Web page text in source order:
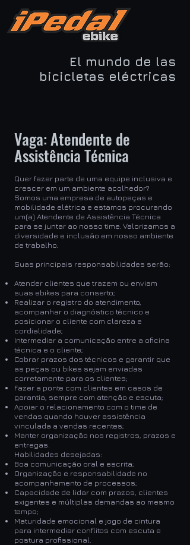
El mundo de las
bicicletas eléctricas
Vaga: Atendente de
Assistência Técnica
Quer fazer parte de uma equipe inclusiva e
crescer em um ambiente acolhedor?
Somos uma empresa de autopeças e
mobilidade elétrica e estamos procurando
um(a) Atendente de Assistência Técnica
para se juntar ao nosso time. Valorizamos a
diversidade e inclusão em nosso ambiente
de trabalho.
Suas principais responsabilidades serão:
Atender clientes que trazem ou enviam
suas ebikes para conserto;
Realizar o registro do atendimento,
acompanhar o diagnóstico técnico e
posicionar o cliente com clareza e
cordialidade;
Intermediar a comunicação entre a oficina
técnica e o cliente;
Cobrar prazos dos técnicos e garantir que
as peças ou bikes sejam enviadas
corretamente para os clientes;
Fazer a ponte com clientes em casos de
garantia, sempre com atenção e escuta;
Apoiar o relacionamento com o time de
vendas quando houver assistência
vinculada a vendas recentes;
Manter organização nos registros, prazos e
entregas.
Habilidades desejadas:
Boa comunicação oral e escrita;
Organização e responsabilidade no
acompanhamento de processos;
Capacidade de lidar com prazos, clientes
exigentes e múltiplas demandas ao mesmo
tempo;
Maturidade emocional e jogo de cintura
para intermediar conflitos com escuta e
postura profissional.